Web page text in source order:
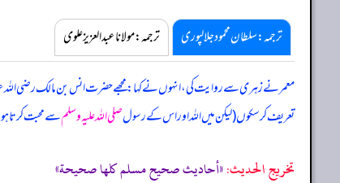
ترجمہ:سلطان محمود جلالپوری ترجمہ:مولانا عبدالعزیز علوی
معمر نے زہری سے روایت کی، انہوں نے کہا: مجھے حضرت انس بن مالک رضی اللہ
تعریف کر سکوں (لیکن میں اللہ اور اس کے رسولصلی اللہ علیہ وسلمسے محبت کرتا
تخریج الحدیث:«أحاديث صحيح مسلم كلها صحيحة»